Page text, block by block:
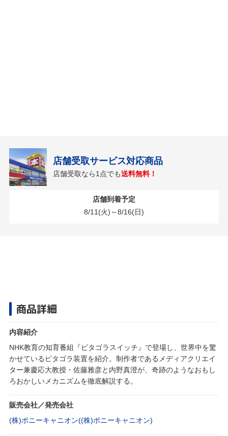
店舗受取サービス対応商品
店舗受取なら1点でも送料無料！
店舗到着予定
8/11(火)～8/16(日)
商品詳細
内容紹介
NHK教育の知育番組『ピタゴラスイッチ』で登場し、世界中を驚
かせているピタゴラ装置を紹介。制作者であるメディアクリエイ
ター兼慶応大教授・佐藤雅彦と内野真澄が、奇跡のようなおもし
ろおかしいメカニズムを徹底解説する。
販売会社／発売会社
(株)ポニーキャニオン((株)ポニーキャニオン)